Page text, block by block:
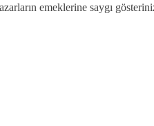
emeklerine saygı